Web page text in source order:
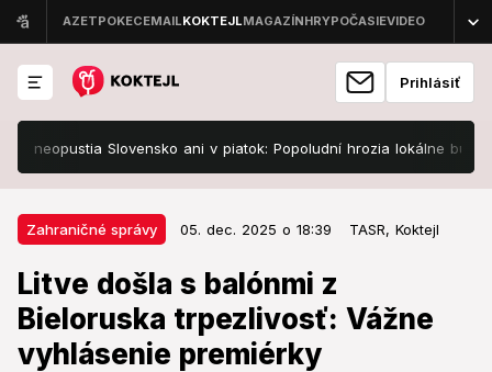
Prihlásiť
Slovensko ani v piatok: Popoludní hrozia lokálne búrky!
Zahraničné správy 05. dec. 2025 o 18:39 TASR, Koktejl
Litve došla s balónmi z
Bieloruska trpezlivosť: Vážne
vyhlásenie premiérky
Zahraničné správy 05. dec. 2025 o 18:39
Litve došla s balónmi z Bieloruska
trpezlivosť: Vážne vyhlásenie
premiérky